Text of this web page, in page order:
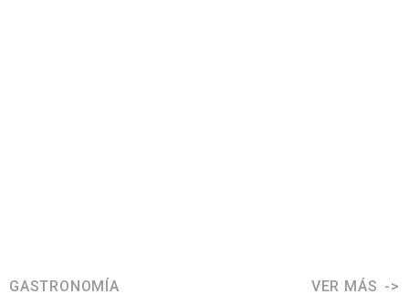
GASTRONOMÍA VER MÁS